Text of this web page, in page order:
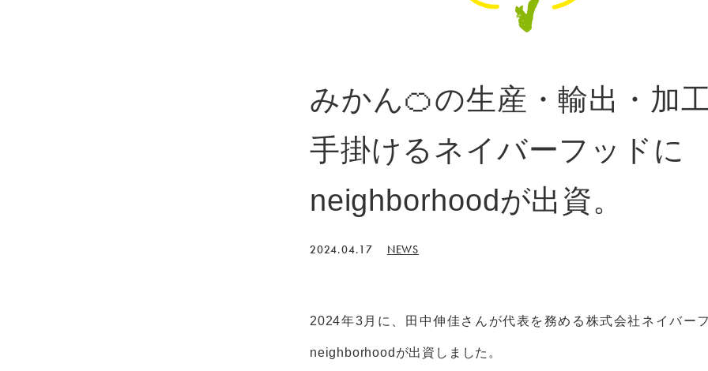
みかん🍊の生産・輸出・加
手掛けるネイバーフッドに
neighborhoodが出資。
2024.04.17 NEWS
2024年3月に、田中伸佳さんが代表を務める株式会社ネイバー
neighborhoodが出資しました。